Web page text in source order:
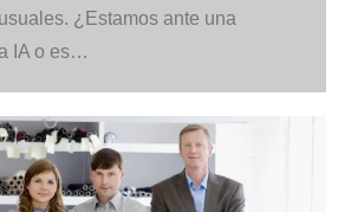
¿Estamos ante una
IA o es…